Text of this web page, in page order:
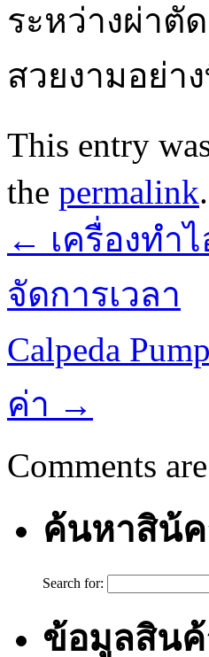
ระหว่างผ่าตั
สวยงามอย่า
This entry
the permalink.
← เครื่องทำ
จัดการเวลา
Calpeda
ค่า →
Comments
ค้นหาสิน้
Search for:
ข้อมูลสิน